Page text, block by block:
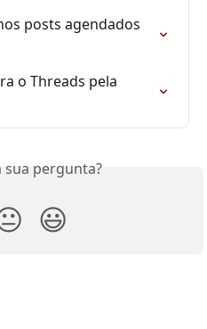
posts agendados
o Threads pela
sua pergunta?
😃